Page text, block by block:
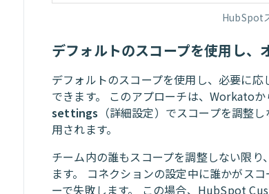
HubSpot
デフォルトのスコープを使用し、
デフォルトのスコープを使用し、必要に
できます。 このアプローチは、Workato
settings （詳細設定）でスコープを調整
用されます。
チーム内の誰もスコープを調整しない限
ます。 コネクションの設定中に誰かがス
ーで失敗します。 この場合、HubSpot